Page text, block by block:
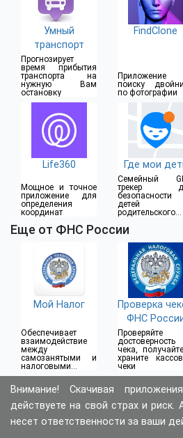
Умный
транспорт
Прогнозирует
время прибытия
транспорта на
нужную Вам
остановку
FindClone
Приложение
поиску
по фотографии
Life360
Мощное и точное
приложение для
определения
координат
Где мои
Семейный
трекер
безопасности
детей
родительского
Еще от ФНС России
Мой Налог
Обеспечивает
взаимодействие
между
самозанятыми и
налоговыми
органами
Проверка
ФНС
Проверяйте
достоверность
чека,
храните
чеки
Внимание! Скачивая
действуете на свой страх и риск.
несет ответственности за ваши